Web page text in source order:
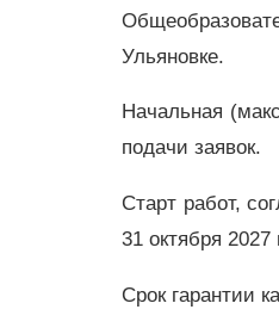
Ульяновке.
Начальная
подачи заявок.
Старт работ,
31 октября
Срок гарантии